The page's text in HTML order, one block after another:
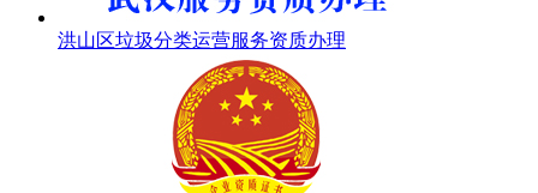
洪山区垃圾分类运营服务资质办理